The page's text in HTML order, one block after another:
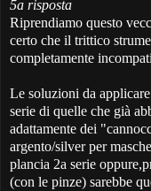
5a risposta
Riprendiamo questo
certo che il trittico
completamente
Le soluzioni da
serie di quelle che già
adattamente dei
argento/silver per
plancia 2a serie
(con le pinze) sarebbe